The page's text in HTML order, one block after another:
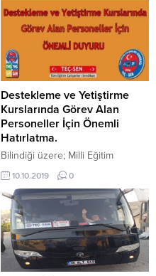
Geçici Görevlendirme” işlemleri
5442 sayılı İl İdaresi Kanunu
kapsamında Valiliklerce
yapılmaktadır. Ancak,söz konusu
“Kurum İçi Geçici Görevlendirme”
iş ve işlemlerinin yürütülmesi
sırasında eşitlik ve adalet
ilkelerinin çiğnendiği, Kariyer ve
Liyakat ilkelerinin
önemsizleştirildiği,...
Destekleme ve Yetiştirme
Kurslarında Görev Alan
Personeller İçin Önemli
Hatırlatma.
Bilindiği üzere; Milli Eğitim
Bakanlığına bağlı resmi ve özel
örgün eğitim kurumlarında
öğrenim gören istekli öğrenciler
ile ortaöğretimden mezun olan
öğrencilere yönelik destekleme
ve yetiştirme kursları açılmaktadır.
Milli Eğitim Bakanlığı Örgün ve
Yaygın Eğitimi Destekleme ve
10.10.2019 0